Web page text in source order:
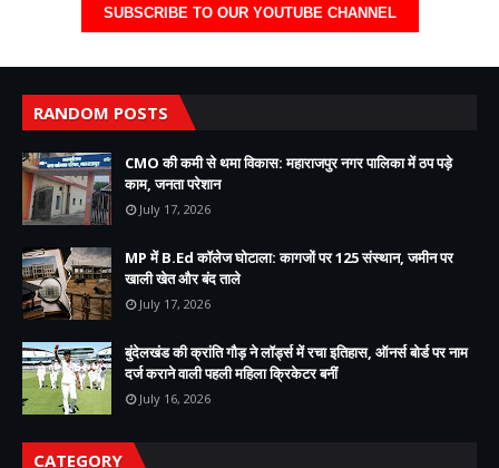
SUBSCRIBE TO OUR YOUTUBE CHANNEL
RANDOM POSTS
CMO की कमी से थमा विकास: महाराजपुर नगर पालिका में ठप पड़े
काम, जनता परेशान
July 17, 2026
MP में B.Ed कॉलेज घोटाला: कागजों पर 125 संस्थान, जमीन पर
खाली खेत और बंद ताले
July 17, 2026
बुंदेलखंड की क्रांति गौड़ ने लॉर्ड्स में रचा इतिहास, ऑनर्स बोर्ड पर नाम
दर्ज कराने वाली पहली महिला क्रिकेटर बनीं
July 16, 2026
CATEGORY